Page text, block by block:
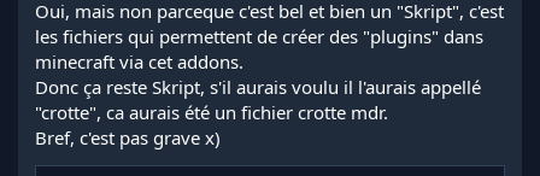
Oui, mais non parceque c'est bel et bien un "Skript", c'est
les fichiers qui permettent de créer des "plugins" dans
minecraft via cet addons.
Donc ça reste Skript, s'il aurais voulu il l'aurais appellé
"crotte", ca aurais été un fichier crotte mdr.
Bref, c'est pas grave x)